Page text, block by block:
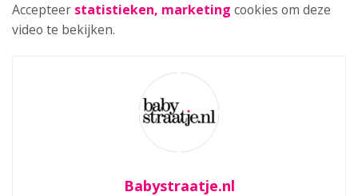
Accepteer statistieken, marketing cookies om deze
video te bekijken.
Babystraatje.nl